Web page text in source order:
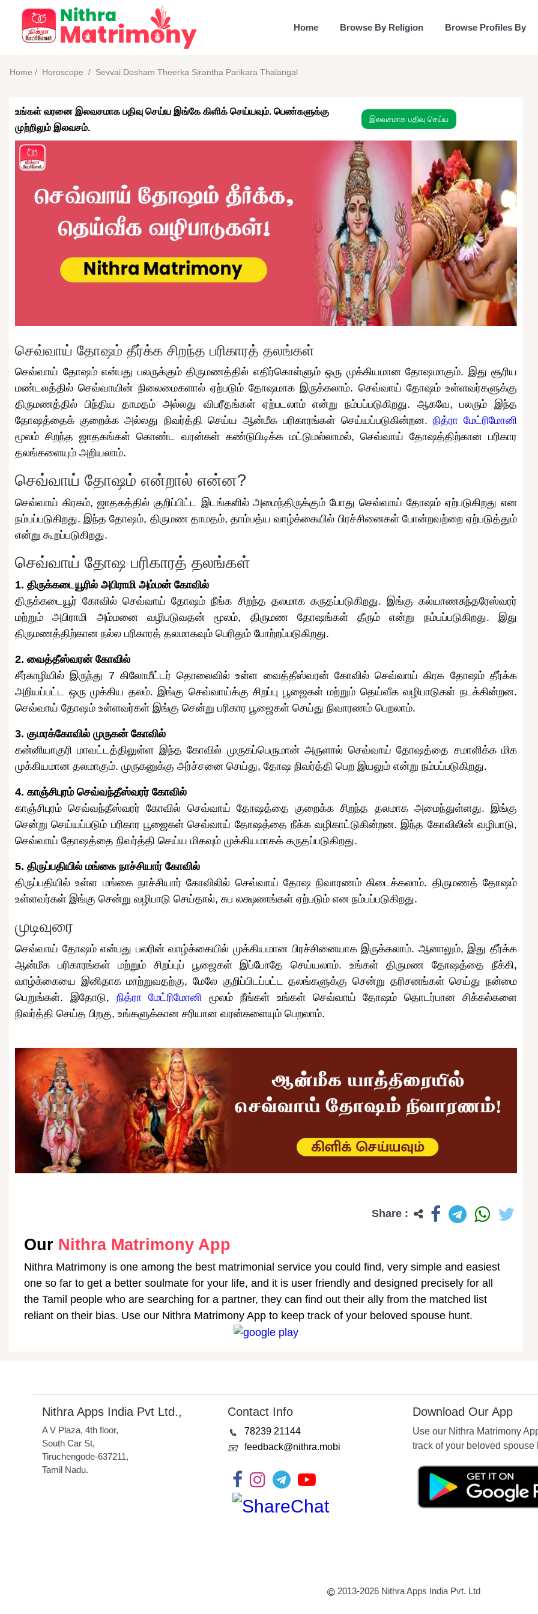
Home Browse By Religion Browse Profiles By
Home / Horoscope / Sevvai Dosham Theerka Sirantha Parikara Thalangal
உங்கள் வரனை இலவசமாக பதிவு செய்ய இங்கே கிளிக் செய்யவும். பெண்களுக்கு
முற்றிலும் இலவசம்.
இலவசமாக பதிவு செய்ய
செவ்வாய் தோஷம் தீர்க்க சிறந்த பரிகாரத் தலங்கள்
செவ்வாய் தோஷம் என்பது பலருக்கும் திருமணத்தில் எதிர்கொள்ளும் ஒரு முக்கியமான தோஷமாகும். இது சூரிய
மண்டலத்தில் செவ்வாயின் நிலைமைகளால் ஏற்படும் தோஷமாக இருக்கலாம். செவ்வாய் தோஷம் உள்ளவர்களுக்கு
திருமணத்தில் பிந்திய தாமதம் அல்லது விபரீதங்கள் ஏற்படலாம் என்று நம்பப்படுகிறது. ஆகவே, பலரும் இந்த
தோஷத்தைக் குறைக்க அல்லது நிவர்த்தி செய்ய ஆன்மீக பரிகாரங்கள் செய்யப்படுகின்றன. நித்ரா மேட்ரிமோனி
மூலம் சிறந்த ஜாதகங்கள் கொண்ட வரன்கள் கண்டுபிடிக்க மட்டுமல்லாமல், செவ்வாய் தோஷத்திற்கான பரிகார
தலங்களையும் அறியலாம்.
செவ்வாய் தோஷம் என்றால் என்ன?
செவ்வாய் கிரகம், ஜாதகத்தில் குறிப்பிட்ட இடங்களில் அமைந்திருக்கும் போது செவ்வாய் தோஷம் ஏற்படுகிறது என
நம்பப்படுகிறது. இந்த தோஷம், திருமண தாமதம், தாம்பத்ய வாழ்க்கையில் பிரச்சினைகள் போன்றவற்றை ஏற்படுத்தும்
என்று கூறப்படுகிறது.
செவ்வாய் தோஷ பரிகாரத் தலங்கள்
1. திருக்கடையூரில் அபிராமி அம்மன் கோவில்
திருக்கடையூர் கோவில் செவ்வாய் தோஷம் நீங்க சிறந்த தலமாக கருதப்படுகிறது. இங்கு கல்யாணசுந்தரேஸ்வரர்
மற்றும் அபிராமி அம்மனை வழிபடுவதன் மூலம், திருமண தோஷங்கள் தீரும் என்று நம்பப்படுகிறது. இது
திருமணத்திற்கான நல்ல பரிகாரத் தலமாகவும் பெரிதும் போற்றப்படுகிறது.
2. வைத்தீஸ்வரன் கோவில்
சீர்காழியில் இருந்து 7 கிலோமீட்டர் தொலைவில் உள்ள வைத்தீஸ்வரன் கோவில் செவ்வாய் கிரக தோஷம் தீர்க்க
அறியப்பட்ட ஒரு முக்கிய தலம். இங்கு செவ்வாய்க்கு சிறப்பு பூஜைகள் மற்றும் தெய்வீக வழிபாடுகள் நடக்கின்றன.
செவ்வாய் தோஷம் உள்ளவர்கள் இங்கு சென்று பரிகார பூஜைகள் செய்து நிவாரணம் பெறலாம்.
3. குமரக்கோவில் முருகன் கோவில்
கன்னியாகுரி மாவட்டத்திலுள்ள இந்த கோவில் முருகப்பெருமான் அருளால் செவ்வாய் தோஷத்தை சமாளிக்க மிக
முக்கியமான தலமாகும். முருகனுக்கு அர்ச்சனை செய்து, தோஷ நிவர்த்தி பெற இயலும் என்று நம்பப்படுகிறது.
4. காஞ்சிபுரம் செவ்வந்தீஸ்வரர் கோவில்
காஞ்சிபுரம் செவ்வந்தீஸ்வரர் கோவில் செவ்வாய் தோஷத்தை குறைக்க சிறந்த தலமாக அமைந்துள்ளது. இங்கு
சென்று செய்யப்படும் பரிகார பூஜைகள் செவ்வாய் தோஷத்தை நீக்க வழிகாட்டுகின்றன. இந்த கோவிலின் வழிபாடு,
செவ்வாய் தோஷத்தை நிவர்த்தி செய்ய மிகவும் முக்கியமாகக் கருதப்படுகிறது.
5. திருப்பதியில் மங்கை நாச்சியார் கோவில்
திருப்பதியில் உள்ள மங்கை நாச்சியார் கோவிலில் செவ்வாய் தோஷ நிவாரணம் கிடைக்கலாம். திருமணத் தோஷம்
உள்ளவர்கள் இங்கு சென்று வழிபாடு செய்தால், சுப லக்ஷணங்கள் ஏற்படும் என நம்பப்படுகிறது.
முடிவுரை
செவ்வாய் தோஷம் என்பது பலரின் வாழ்க்கையில் முக்கியமான பிரச்சினையாக இருக்கலாம். ஆனாலும், இது தீர்க்க
ஆன்மீக பரிகாரங்கள் மற்றும் சிறப்புப் பூஜைகள் இப்போதே செய்யலாம். உங்கள் திருமண தோஷத்தை நீக்கி,
வாழ்க்கையை இனிதாக மாற்றுவதற்கு, மேலே குறிப்பிடப்பட்ட தலங்களுக்கு சென்று தரிசனங்கள் செய்து நன்மை
பெறுங்கள். இதோடு, நித்ரா மேட்ரிமோனி மூலம் நீங்கள் உங்கள் செவ்வாய் தோஷம் தொடர்பான சிக்கல்களை
நிவர்த்தி செய்த பிறகு, உங்களுக்கான சரியான வரன்களையும் பெறலாம்.
Share :
Our Nithra Matrimony App
Nithra Matrimony is one among the best matrimonial service you could find, very simple and easiest
one so far to get a better soulmate for your life, and it is user friendly and designed precisely for all
the Tamil people who are searching for a partner, they can find out their ally from the matched list
reliant on their bias. Use our Nithra Matrimony App to keep track of your beloved spouse hunt.
Nithra Apps India Pvt Ltd.,
A V Plaza, 4th floor,
South Car St,
Tiruchengode-637211,
Tamil Nadu.
Contact Info
📞
78239 21144
📧
feedback@nithra.mobi
Download Our App
Use our Nithra Matrimony
track of your beloved spouse
2013-2026 Nithra Apps India Pvt. Ltd